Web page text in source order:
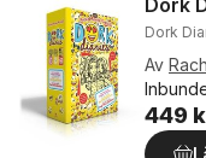
Dork
Av
449